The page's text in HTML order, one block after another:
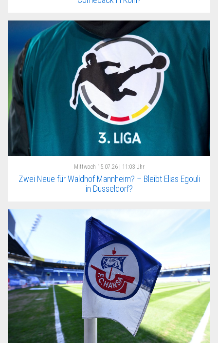
Mittwoch 15.07.26 | 11:03 Uhr
Zwei Neue für Waldhof Mannheim? – Bleibt Elias Egouli
in Düsseldorf?